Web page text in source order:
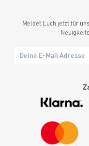
Meldet Euch jetzt für